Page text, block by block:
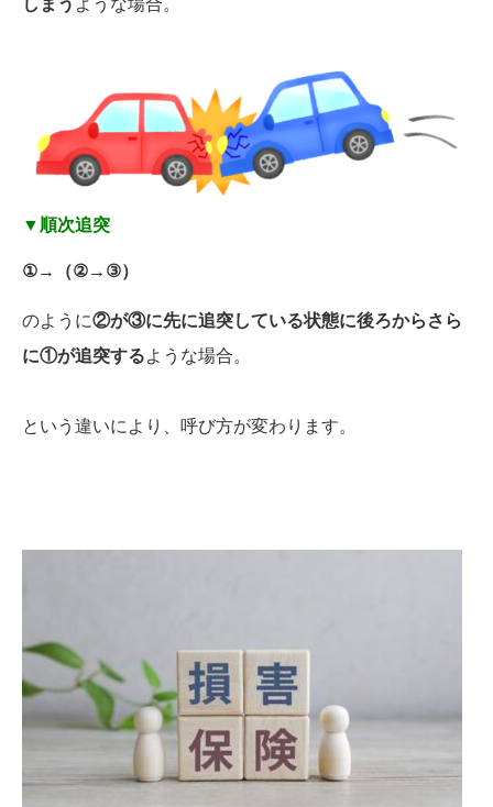
しまう ような場合。
▼順次追突
①→（②→③）
のように②が③に先に追突している状態に後ろからさら
に①が追突するような場合。
という違いにより、呼び方が変わります。